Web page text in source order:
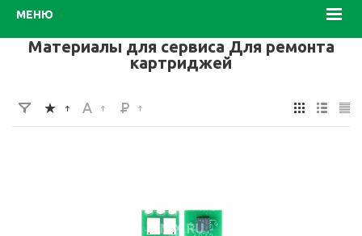
МЕНЮ
Материалы для сервиса Для ремонта
картриджей